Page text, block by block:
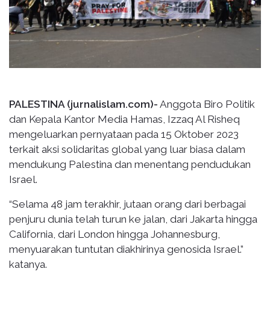
PALESTINA (jurnalislam.com)- Anggota Biro Politik
dan Kepala Kantor Media Hamas, Izzaq Al Risheq
mengeluarkan pernyataan pada 15 Oktober 2023
terkait aksi solidaritas global yang luar biasa dalam
mendukung Palestina dan menentang pendudukan
Israel.
“Selama 48 jam terakhir, jutaan orang dari berbagai
penjuru dunia telah turun ke jalan, dari Jakarta hingga
California, dari London hingga Johannesburg,
menyuarakan tuntutan diakhirinya genosida Israel.”
katanya.